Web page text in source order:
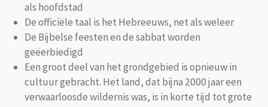
als hoofdstad
De officiële taal is het Hebreeuws, net als weleer
De Bijbelse feesten en de sabbat worden
geëerbiedigd
Een groot deel van het grondgebied is opnieuw in
cultuur gebracht. Het land, dat bijna 2000 jaar een
verwaarloosde wildernis was, is in korte tijd tot grote